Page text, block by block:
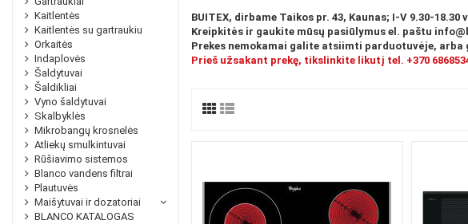
BUITEX, dirbame Taikos pr. 43, Kaunas; I-V 9.30-18.30
Kreipkitės ir gaukite mūsų pasiūlymus el. paštu
Prekes nemokamai galite atsiimti parduotuvėje,
Prieš užsakant prekę, tikslinkite likutį tel. +370
Kaitlentės
Kaitlentės su gartraukiu
Orkaitės
Indaplovės
Šaldytuvai
Šaldikliai
Vyno šaldytuvai
Skalbyklės
Mikrobangų krosnelės
Atliekų smulkintuvai
Rūšiavimo sistemos
Blanco vandens filtrai
Plautuvės
Maišytuvai ir dozatoriai
BLANCO KATALOGAS